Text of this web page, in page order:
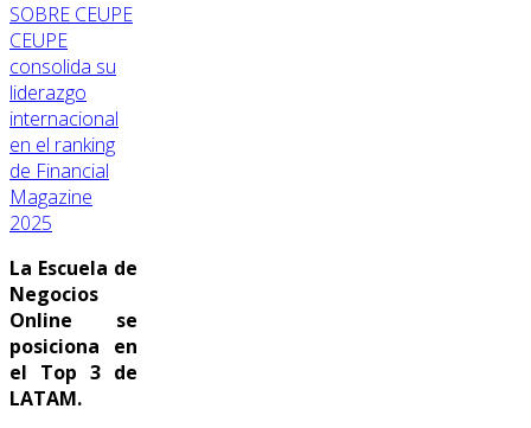
SOBRE CEUPE
CEUPE
consolida su
liderazgo
internacional
en el ranking
de Financial
Magazine
2025
La Escuela de
Negocios
Online se
posiciona en
el Top 3 de
LATAM.